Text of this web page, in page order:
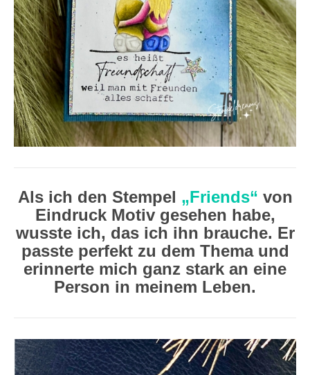
Als ich den Stempel „Friends“ von
Eindruck Motiv gesehen habe,
wusste ich, das ich ihn brauche. Er
passte perfekt zu dem Thema und
erinnerte mich ganz stark an eine
Person in meinem Leben.